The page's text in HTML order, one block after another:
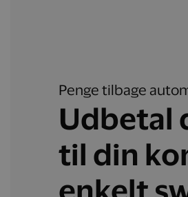
Penge tilbage
Udbetal
til din
enkelt